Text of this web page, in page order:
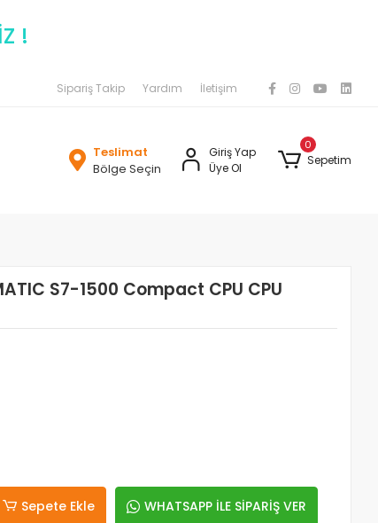
!
Sipariş Takip Yardım İletişim
Teslimat
Bölge Seçin
Giriş Yap
Üye Ol
0
Sepetim
S7-1500 Compact CPU CPU
Sepete Ekle WHATSAPP İLE SİPARİŞ VER